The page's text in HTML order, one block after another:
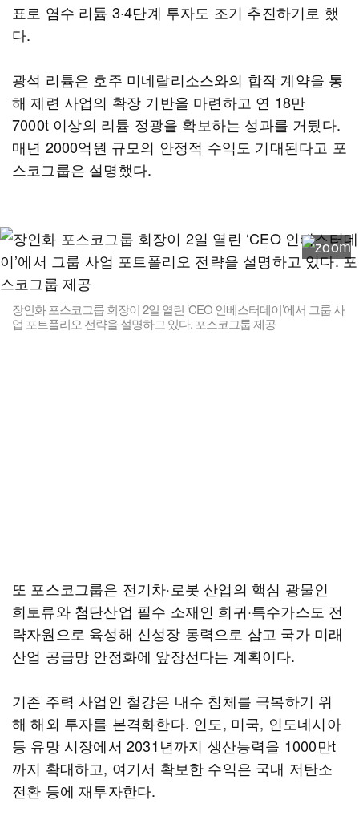
표로 염수 리튬 3·4단계 투자도 조기 추진하기로 했
다.
광석 리튬은 호주 미네랄리소스와의 합작 계약을 통
해 제련 사업의 확장 기반을 마련하고 연 18만
7000t 이상의 리튬 정광을 확보하는 성과를 거뒀다.
매년 2000억원 규모의 안정적 수익도 기대된다고 포
스코그룹은 설명했다.
장인화 포스코그룹 회장이 2일 열린 ‘CEO 인베스터데이’에서 그룹 사
업 포트폴리오 전략을 설명하고 있다. 포스코그룹 제공
또 포스코그룹은 전기차·로봇 산업의 핵심 광물인
희토류와 첨단산업 필수 소재인 희귀·특수가스도 전
략자원으로 육성해 신성장 동력으로 삼고 국가 미래
산업 공급망 안정화에 앞장선다는 계획이다.
기존 주력 사업인 철강은 내수 침체를 극복하기 위
해 해외 투자를 본격화한다. 인도, 미국, 인도네시아
등 유망 시장에서 2031년까지 생산능력을 1000만t
까지 확대하고, 여기서 확보한 수익은 국내 저탄소
전환 등에 재투자한다.